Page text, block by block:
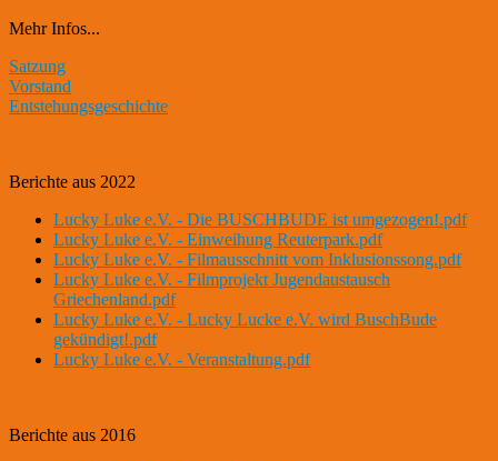
Mehr Infos...
Satzung
Vorstand
Entstehungsgeschichte
Berichte aus 2022
Lucky Luke e.V. - Die BUSCHBUDE ist umgezogen!.pdf
Lucky Luke e.V. - Einweihung Reuterpark.pdf
Lucky Luke e.V. - Filmausschnitt vom Inklusionssong.pdf
Lucky Luke e.V. - Filmprojekt Jugendaustausch
Griechenland.pdf
Lucky Luke e.V. - Lucky Lucke e.V. wird BuschBude
gekündigt!.pdf
Lucky Luke e.V. - Veranstaltung.pdf
Berichte aus 2016